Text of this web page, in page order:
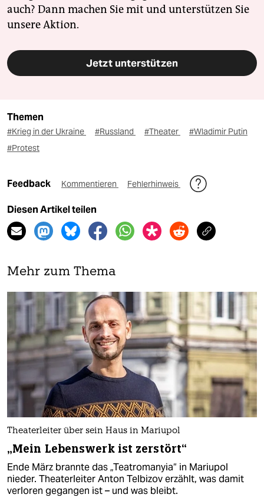
auch? Dann machen Sie mit und unterstützen Sie
unsere Aktion.
Jetzt unterstützen
Themen
#Krieg in der Ukraine #Russland #Theater
#Wladimir Putin
#Protest
Feedback Kommentieren Fehlerhinweis
Diesen Artikel teilen
Mehr zum Thema
Theaterleiter über sein Haus in Mariupol
„Mein Lebenswerk ist zerstört“
Ende März brannte das „Teatromanyia“ in Mariupol
nieder. Theaterleiter Anton Telbizov erzählt, was damit
verloren gegangen ist – und was bleibt.